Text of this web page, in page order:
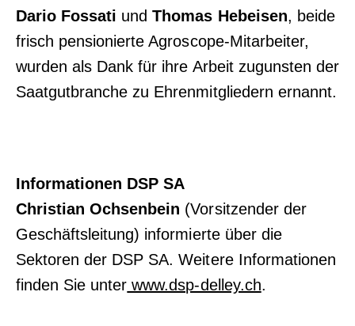
Dario Fossati undThomas Hebeisen, beide
frisch pensionierte Agroscope-Mitarbeiter,
wurden als Dank für ihre Arbeit zugunsten der
Saatgutbranche zu Ehrenmitgliedern ernannt.
Informationen DSP SA
Christian Ochsenbein (Vorsitzender der
Geschäftsleitung) informierte über die
Sektoren der DSP SA. Weitere Informationen
finden Sie unter www.dsp-delley.ch.